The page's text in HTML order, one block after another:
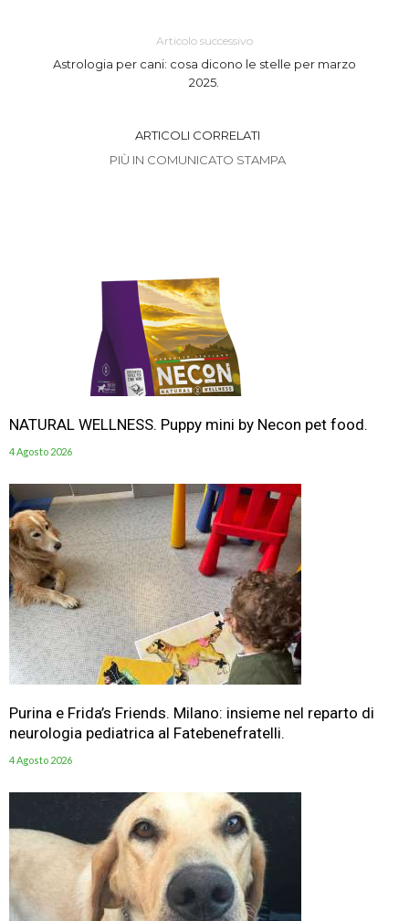
Articolo successivo
Astrologia per cani: cosa dicono le stelle per marzo
2025.
ARTICOLI CORRELATI
PIÙ IN COMUNICATO STAMPA
NATURAL WELLNESS. Puppy mini by Necon pet food.
4 Agosto 2026
Purina e Frida’s Friends. Milano: insieme nel reparto di
neurologia pediatrica al Fatebenefratelli.
4 Agosto 2026